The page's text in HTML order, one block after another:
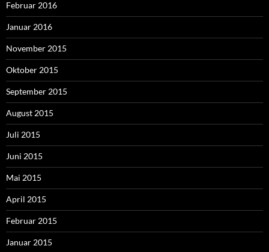
Februar 2016
Januar 2016
November 2015
Oktober 2015
September 2015
August 2015
Juli 2015
Juni 2015
Mai 2015
April 2015
Februar 2015
Januar 2015